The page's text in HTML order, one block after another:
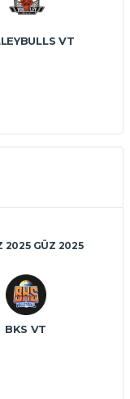
VT
2025 GÜZ 2025
BKS VT